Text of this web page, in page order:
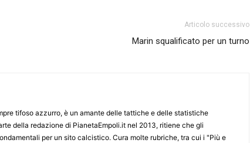
Articolo successivo
Marin squalificato per un turno
tifoso azzurro, è un amante delle tattiche e delle statistiche
della redazione di PianetaEmpoli.it nel 2013, ritiene che gli
per un sito calcistico. Cura molte rubriche, tra cui i "Più e